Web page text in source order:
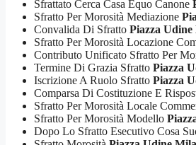
Sfrattato Cerca Casa Equo Canone
Sfratto Per Morosità Mediazione
Convalida Di Sfratto Piazza
Sfratto Per Morosità Locazione
Contributo Unificato Sfratto Per
Termine Di Grazia Sfratto Piazza
Iscrizione A Ruolo Sfratto Piazza
Comparsa Di Costituzione E
Sfratto Per Morosità Locale
Sfratto Per Morosità Modello
Dopo Lo Sfratto Esecutivo Cosa